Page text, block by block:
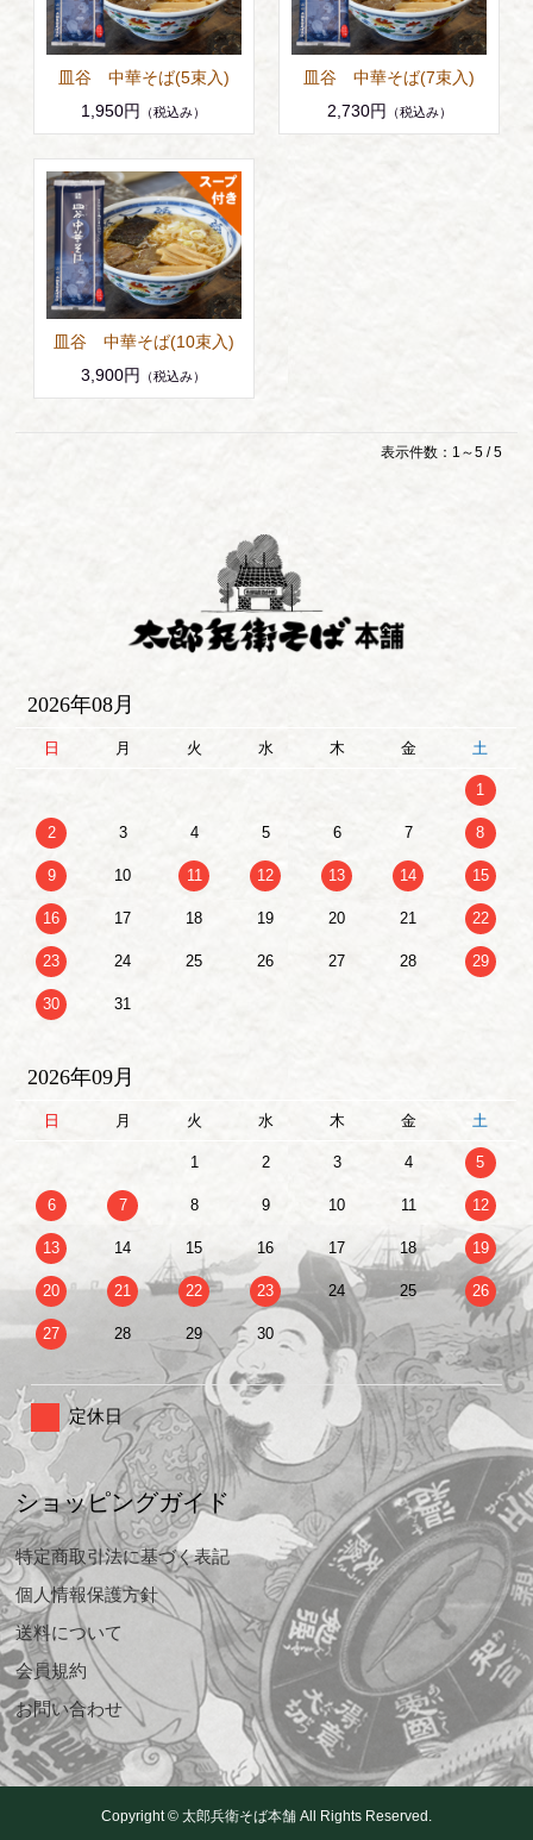
皿谷 中華そば(5束入)
1,950円
（税込み）
皿谷 中華そば(7束入)
2,730円
（税込み）
皿谷 中華そば(10束入)
3,900円
（税込み）
表示件数：1～5 / 5
2026年08月
日 月 火 水 木 金 土
1
2 3 4 5 6 7 8
9 10 11 12 13 14 15
16 17 18 19 20 21 22
23 24 25 26 27 28 29
30 31
2026年09月
日 月 火 水 木 金 土
1 2 3 4 5
6 7 8 9 10 11 12
13 14 15 16 17 18 19
20 21 22 23 24 25 26
27 28 29 30
定休日
ショッピングガイド
特定商取引法に基づく表記
個人情報保護方針
送料について
会員規約
お問い合わせ
Copyright © 太郎兵衛そば本舗 All Rights Reserved.